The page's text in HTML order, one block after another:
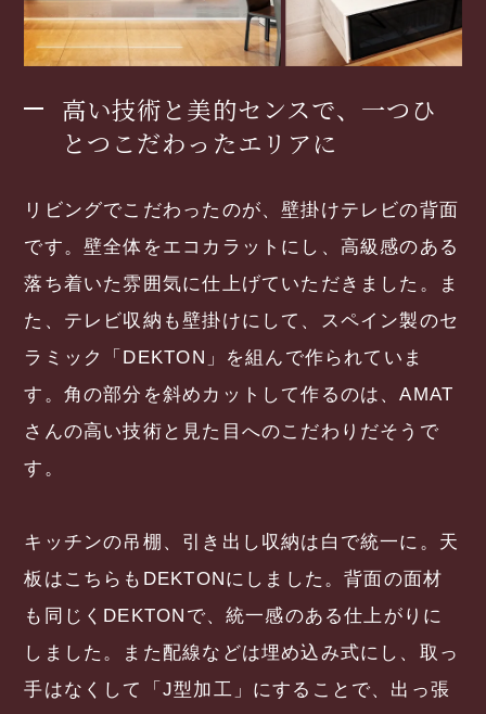
高い技術と美的センスで、一つひ
とつこだわったエリアに
リビングでこだわったのが、壁掛けテレビの背面
です。壁全体をエコカラットにし、高級感のある
落ち着いた雰囲気に仕上げていただきました。ま
た、テレビ収納も壁掛けにして、スペイン製のセ
ラミック「DEKTON」を組んで作られていま
す。角の部分を斜めカットして作るのは、AMAT
さんの高い技術と見た目へのこだわりだそうで
す。
キッチンの吊棚、引き出し収納は白で統一に。天
板はこちらもDEKTONにしました。背面の面材
も同じくDEKTONで、統一感のある仕上がりに
しました。また配線などは埋め込み式にし、取っ
手はなくして「J型加工」にすることで、出っ張